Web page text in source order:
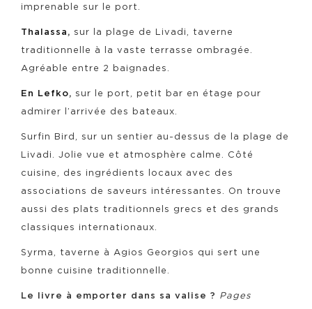
imprenable sur le port.
Thalassa , sur la plage de Livadi, taverne
traditionnelle à la vaste terrasse ombragée.
Agréable entre 2 baignades.
En Lefko, sur le port, petit bar en étage pour
admirer l’arrivée des bateaux.
Surfin Bird, sur un sentier au-dessus de la plage de
Livadi. Jolie vue et atmosphère calme. Côté
cuisine, des ingrédients locaux avec des
associations de saveurs intéressantes. On trouve
aussi des plats traditionnels grecs et des grands
classiques internationaux.
Syrma, taverne à Agios Georgios qui sert une
bonne cuisine traditionnelle.
Le livre à emporter dans sa valise ? Pages